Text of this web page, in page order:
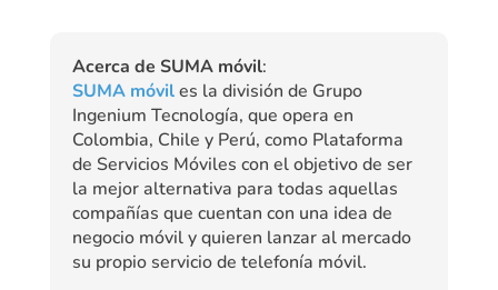
Acerca de SUMA móvil:
SUMA móviles la división de Grupo
Ingenium Tecnología, que opera en
Colombia, Chile y Perú, como Plataforma
de Servicios Móviles con el objetivo de ser
la mejor alternativa para todas aquellas
compañías que cuentan con una idea de
negocio móvil y quieren lanzar al mercado
su propio servicio de telefonía móvil.